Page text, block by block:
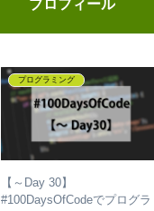
プロフィール
プログラミング
【～Day 30】
#100DaysOfCodeでプログラ